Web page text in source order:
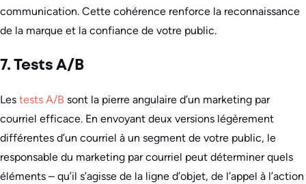
communication. Cette cohérence renforce la reconnaissance
de la marque et la confiance de votre public.
7. Tests A/B
Les tests A/B sont la pierre angulaire d’un marketing par
courriel efficace. En envoyant deux versions légèrement
différentes d’un courriel à un segment de votre public, le
responsable du marketing par courriel peut déterminer quels
éléments – qu’il s’agisse de la ligne d’objet, de l’appel à l’action